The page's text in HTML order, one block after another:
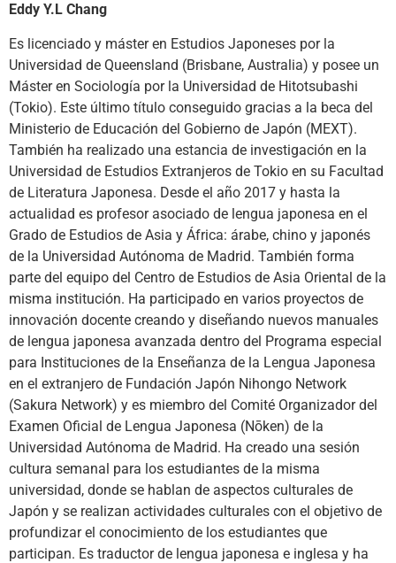
Eddy Y.L Chang
Es licenciado y máster en Estudios Japoneses por la
Universidad de Queensland (Brisbane, Australia) y posee un
Máster en Sociología por la Universidad de Hitotsubashi
(Tokio). Este último título conseguido gracias a la beca del
Ministerio de Educación del Gobierno de Japón (MEXT).
También ha realizado una estancia de investigación en la
Universidad de Estudios Extranjeros de Tokio en su Facultad
de Literatura Japonesa. Desde el año 2017 y hasta la
actualidad es profesor asociado de lengua japonesa en el
Grado de Estudios de Asia y África: árabe, chino y japonés
de la Universidad Autónoma de Madrid. También forma
parte del equipo del Centro de Estudios de Asia Oriental de la
misma institución. Ha participado en varios proyectos de
innovación docente creando y diseñando nuevos manuales
de lengua japonesa avanzada dentro del Programa especial
para Instituciones de la Enseñanza de la Lengua Japonesa
en el extranjero de Fundación Japón Nihongo Network
(Sakura Network) y es miembro del Comité Organizador del
Examen Oficial de Lengua Japonesa (Nōken) de la
Universidad Autónoma de Madrid. Ha creado una sesión
cultura semanal para los estudiantes de la misma
universidad, donde se hablan de aspectos culturales de
Japón y se realizan actividades culturales con el objetivo de
profundizar el conocimiento de los estudiantes que
participan. Es traductor de lengua japonesa e inglesa y ha